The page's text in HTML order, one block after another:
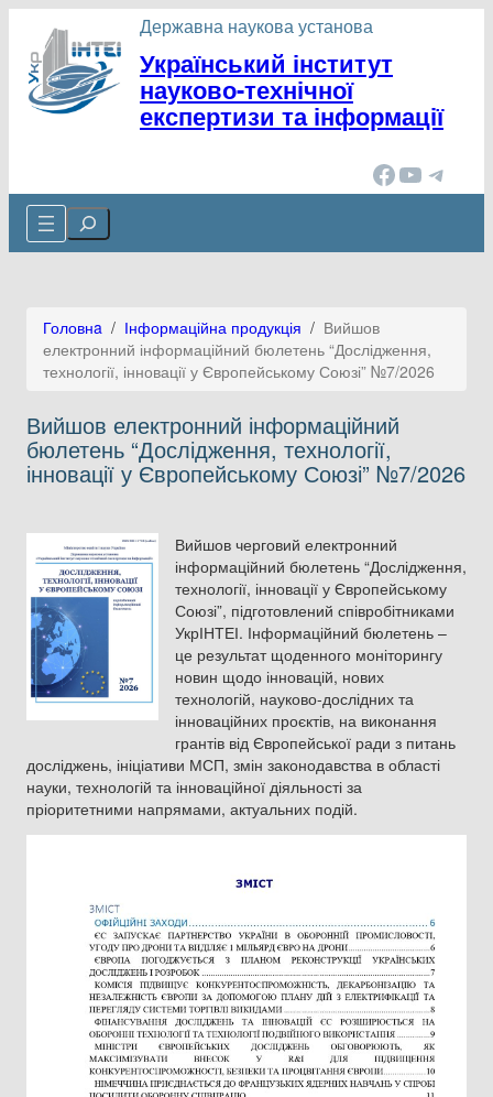
вмісту
Державна наукова установа
Український інститут
науково-технічної
експертизи та інформації
Facebook YouTube Telegram
Cerca
Головнa / Інформаційна продукція / Вийшов
електронний інформаційний бюлетень “Дослідження,
технології, інновації у Європейському Союзі” №7/2026
Вийшов електронний інформаційний
бюлетень “Дослідження, технології,
інновації у Європейському Союзі” №7/2026
Вийшов черговий електронний
інформаційний бюлетень “Дослідження,
технології, інновації у Європейському
Союзі”, підготовлений співробітниками
УкрІНТЕІ. Інформаційний бюлетень –
це результат щоденного моніторингу
новин щодо інновацій, нових
технологій, науково-дослідних та
інноваційних проєктів, на виконання
грантів від Європейської ради з питань
досліджень, ініціативи МСП, змін законодавства в області
науки, технологій та інноваційної діяльності за
пріоритетними напрямами, актуальних подій.